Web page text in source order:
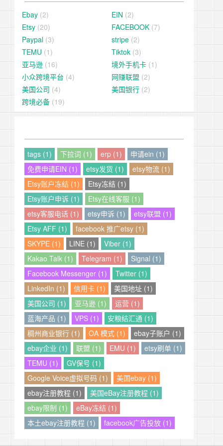
Ebay (2) EIN (2)
Etsy (20) FACEBOOK (7)
Paypal (3) stripe (2)
TEMU (1) Tiktok (3)
亚马逊 (16) 境外手机卡 (1)
小众跨境平台 (4) 网赚联盟 (2)
美国公司 (4) 美国银行 (2)
跨境必备 (19)
tags (1) 下拉词 (1) erp (1)
申请ein (1)
免费申请EIN (1)
etsy发货 (1)
etsy物流 (1)
Etsy账户冻结 (1)
Etsy冻结 (1)
Etsy账户申诉 (1)
Etsy在线客服 (1)
etsy客服电话 (1)
etsy申诉 (1)
etsy联盟 (1)
Etsy AFF (1)
facebook 推广etsy (1)
SKYPE (1)
LINE (1)
Viber (1)
Kakao Talk (1)
Telegram (1)
Signal (1)
Facebook Messenger (1)
Twitter (1)
LinkedIn (1)
信用卡 (1)
美国地址 (1)
美国公司 (1)
亚马逊 (1)
运营 (1)
蓝海产品 (1)
VPS (1)
安粮结汇通 (1)
稠州商业银行 (1)
OA 模式 (1)
ebay子账户 (1)
ebay企业 (1)
联盟 (1) EMU (1)
etsy刷单 (1)
TEMU (1)
GV保号 (1)
Google Voice虚拟号码 (1)
美国ebay (1)
ebay注册教程 (1)
美国eBay注册教程 (1)
ebay限制 (1)
eBay冻结 (1)
本土ebay注册教程 (1)
facebook广告投放 (1)